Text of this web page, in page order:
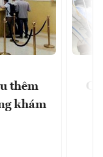
thêm
khám